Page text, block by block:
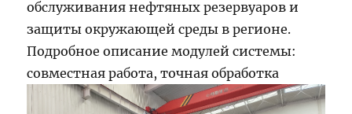
обслуживания нефтяных резервуаров и
защиты окружающей среды в регионе.
Подробное описание модулей системы:
совместная работа, точная обработка